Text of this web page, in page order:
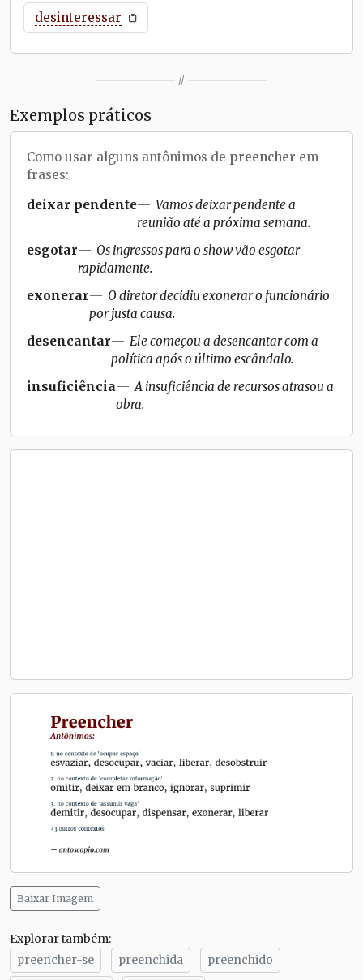
desinteressar
//
Exemplos práticos
Como usar alguns antônimos de preencher em
frases:
deixar pendente
Vamos deixar pendente a
reunião até a próxima semana.
esgotar
Os ingressos para o show vão esgotar
rapidamente.
exonerar
O diretor decidiu exonerar o funcionário
por justa causa.
desencantar
Ele começou a desencantar com a
política após o último escândalo.
insuficiência
A insuficiência de recursos atrasou a
obra.
Baixar Imagem
Explorar também:
preencher-se
preenchida
preenchido